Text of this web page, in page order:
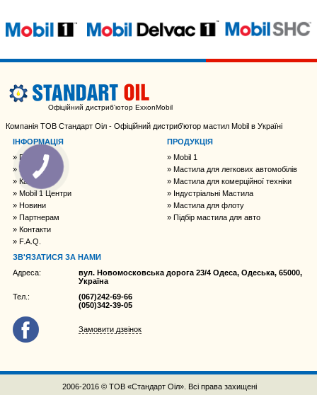
Офіційний дистриб'ютор ExxonMobil
Компанія ТОВ Стандарт Оіл - Офіційний дистриб'ютор мастил Mobil в Україні
ІНФОРМАЦІЯ
Головна
Про нас
Каталог
Mobil 1 Центри
Новини
Партнерам
Контакти
F.A.Q.
ПРОДУКЦІЯ
Mobil 1
Мастила для легкових автомобілів
Мастила для комерційної техніки
Індустріальні Мастила
Мастила для флоту
Підбір мастила для авто
ЗВ'ЯЗАТИСЯ ЗА НАМИ
Адреса:
вул. Новомосковська дорога 23/4 Одеса, Одеська, 65000,
Україна
Тел.:
(067)242-69-66
(050)342-39-05
Замовити дзвінок
2006-2016 © ТОВ «Стандарт Оіл». Всі права захищені